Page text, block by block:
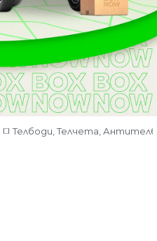
Телбоди, Телчета,